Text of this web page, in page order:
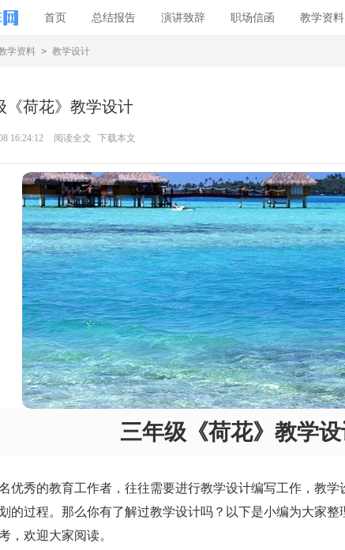
首页 总结报告 演讲致辞 职场信函 教学资料
学资料 > 教学设计
《荷花》教学设计
16:24:12 阅读全文 下载本文
三年级《荷花》教学
优秀的教育工作者，往往需要进行教学设计编写工作，教
的过程。那么你有了解过教学设计吗？以下是小编为大家整
，欢迎大家阅读。